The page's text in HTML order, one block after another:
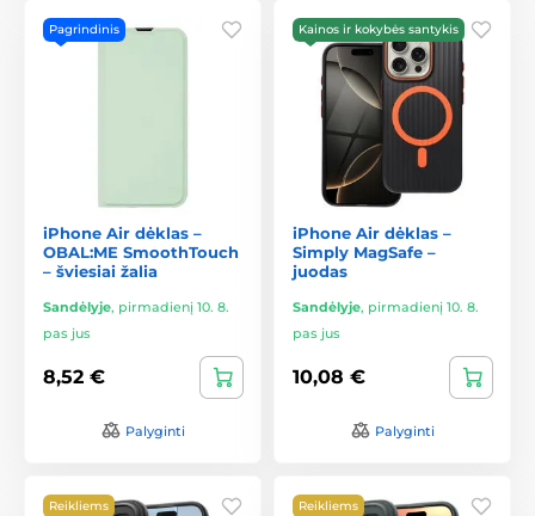
Pagrindinis
iPhone Air dėklas –
OBAL:ME SmoothTouch
– šviesiai žalia
Sandėlyje, pirmadienį 10. 8.
pas jus
8,52 €
Palyginti
Kainos ir kokybės santykis
iPhone Air dėklas –
Simply MagSafe –
juodas
Sandėlyje, pirmadienį 10. 8.
pas jus
10,08 €
Palyginti
Reikliems Reikliems